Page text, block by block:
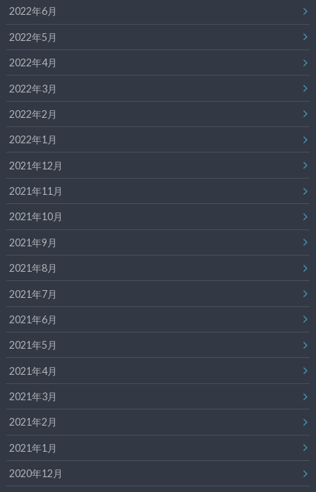
2022年6月
2022年5月
2022年4月
2022年3月
2022年2月
2022年1月
2021年12月
2021年11月
2021年10月
2021年9月
2021年8月
2021年7月
2021年6月
2021年5月
2021年4月
2021年3月
2021年2月
2021年1月
2020年12月